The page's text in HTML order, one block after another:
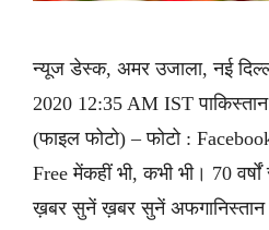
न्यूज डेस्क, अमर उजाला, नई
2020 12:35 AM IST
(फाइल फोटो) – फोटो :
Free मेंकहीं भी, कभी भी। 70
ख़बर सुनें ख़बर सुनें